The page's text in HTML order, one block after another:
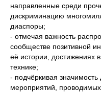
направленные среди
дискриминацию
диаспоры;
- отмечая важность
сообществе позитивной
её истории, достижениях
технике;
- подчёркивая
мероприятий,